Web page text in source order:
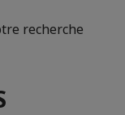
recherche